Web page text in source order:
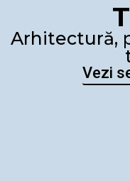
Arhitectură,
Vezi